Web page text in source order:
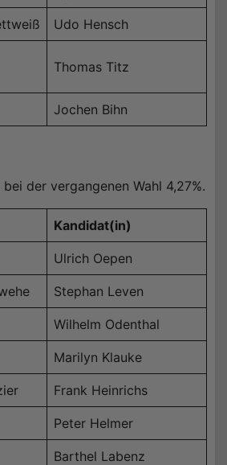
Udo Hensch
Thomas Titz
Jochen Bihn
der vergangenen Wahl 4,27%.
Kandidat(in)
Ulrich Oepen
Stephan Leven
Wilhelm Odenthal
Marilyn Klauke
Frank Heinrichs
Peter Helmer
Barthel Labenz